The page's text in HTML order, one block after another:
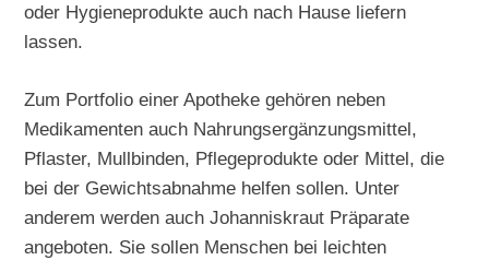
oder Hygieneprodukte auch nach Hause liefern
lassen.
Zum Portfolio einer Apotheke gehören neben
Medikamenten auch Nahrungsergänzungsmittel,
Pflaster, Mullbinden, Pflegeprodukte oder Mittel, die
bei der Gewichtsabnahme helfen sollen. Unter
anderem werden auch Johanniskraut Präparate
angeboten. Sie sollen Menschen bei leichten